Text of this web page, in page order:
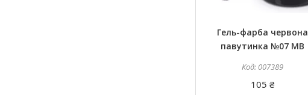
Гель-фарба червона
павутинка №07 MB
007389
105 ₴